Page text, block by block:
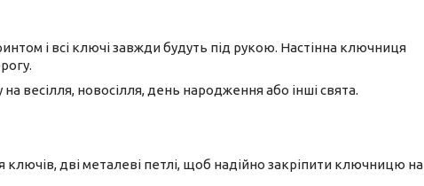
і всі ключі завжди будуть під рукою. Настінна ключниця
весілля, новосілля, день народження або інші свята.
дві металеві петлі, щоб надійно закріпити ключницю на